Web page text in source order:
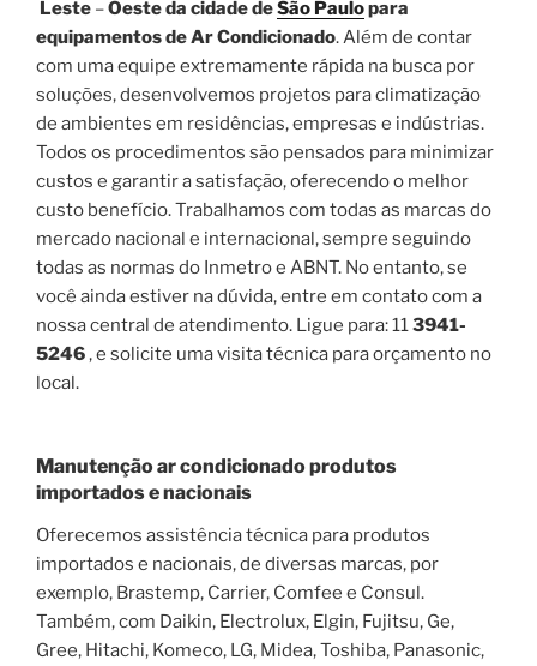
Leste –Oeste da cidade deSão Paulopara
equipamentos de Ar Condicionado. Além de contar
com uma equipe extremamente rápida na busca por
soluções, desenvolvemos projetos para climatização
de ambientes em residências, empresas e indústrias.
Todos os procedimentos são pensados para minimizar
custos e garantir a satisfação, oferecendo o melhor
custo benefício. Trabalhamos com todas as marcas do
mercado nacional e internacional, sempre seguindo
todas as normas do Inmetro e ABNT. No entanto, se
você ainda estiver na dúvida, entre em contato com a
nossa central de atendimento. Ligue para: 113941-
5246, e solicite uma visita técnica para orçamento no
local.
Manutenção ar condicionado produtos
importados e nacionais
Oferecemos assistência técnica para produtos
importados e nacionais, de diversas marcas, por
exemplo, Brastemp, Carrier, Comfee e Consul.
Também, com Daikin, Electrolux, Elgin, Fujitsu, Ge,
Gree, Hitachi, Komeco, LG, Midea, Toshiba, Panasonic,